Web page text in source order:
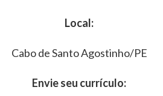
Local:
Cabo de Santo Agostinho/PE
Envie seu currículo: